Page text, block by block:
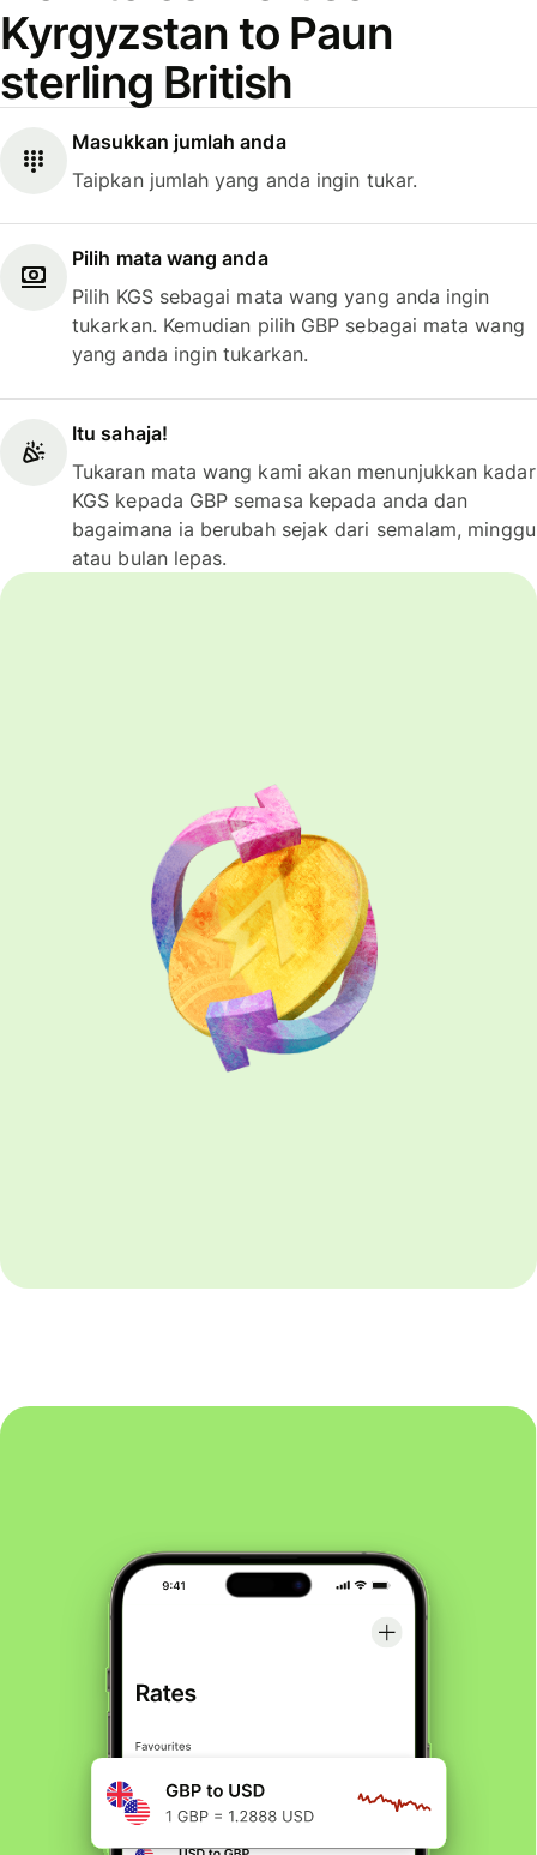
Kyrgyzstan to Paun
sterling British
Masukkan jumlah anda
Taipkan jumlah yang anda ingin tukar.
Pilih mata wang anda
Pilih KGS sebagai mata wang yang anda ingin
tukarkan. Kemudian pilih GBP sebagai mata wang
yang anda ingin tukarkan.
Itu sahaja!
Tukaran mata wang kami akan menunjukkan kadar
KGS kepada GBP semasa kepada anda dan
bagaimana ia berubah sejak dari semalam, minggu
atau bulan lepas.